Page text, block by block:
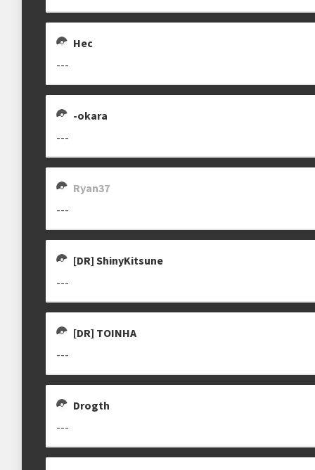
Hec
---
-okara
---
Ryan37
---
[DR] ShinyKitsune
---
[DR] TOINHA
---
Drogth
---